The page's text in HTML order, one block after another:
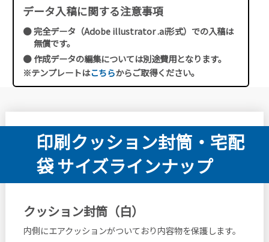
データ入稿に関する注意事項
完全データ（Adobe illustrator .ai形式）での入稿は
無償です。
作成データの編集については別途費用となります。
※テンプレートはこちらからご取得ください。
印刷クッション封筒・宅配
袋 サイズラインナップ
クッション封筒（白）
内側にエアクッションがついており内容物を保護します。